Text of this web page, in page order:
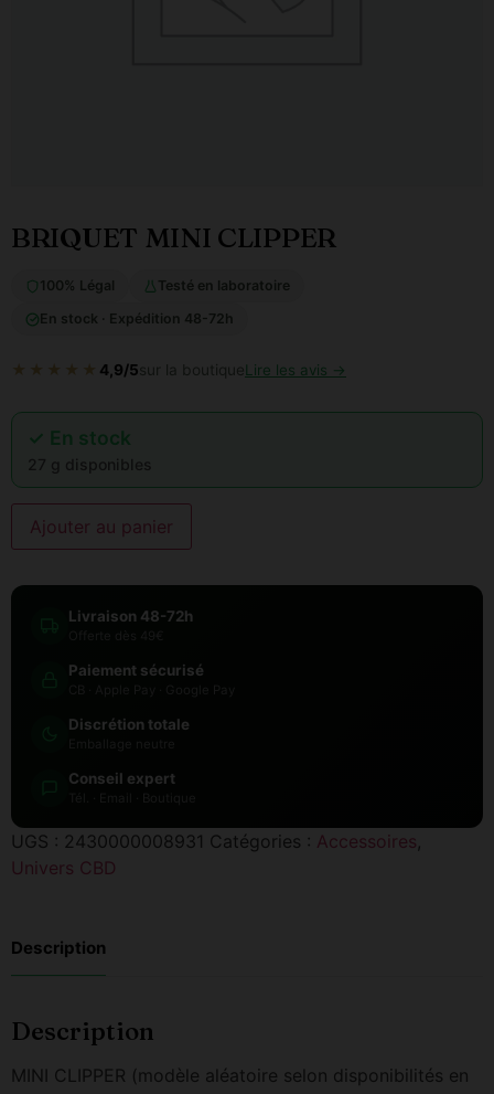
BRIQUET MINI CLIPPER
100% Légal
Testé en laboratoire
En stock · Expédition 48-72h
★★★★★ 4,9/5sur la boutiqueLire les avis →
✓ En stock
27 g disponibles
Ajouter au panier
Livraison 48-72h
Paiement sécurisé
Discrétion totale
Conseil expert
UGS : 2430000008931 Catégories : Accessoires,
Univers CBD
Description
Description
MINI CLIPPER (modèle aléatoire selon disponibilités en